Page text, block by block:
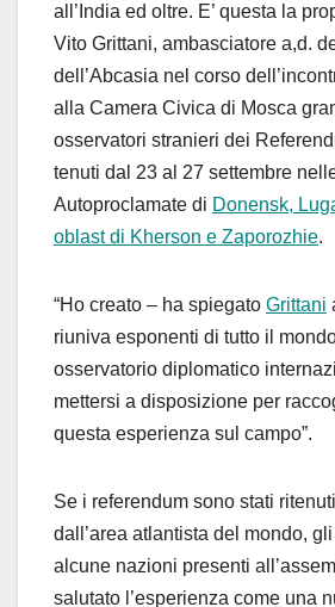
all’India ed oltre. E’ questa la
Vito Grittani, ambasciatore a,d.
dell’Abcasia nel corso
alla Camera Civica di Mosca
osservatori stranieri dei
tenuti dal 23 al 27 settembre
Autoproclamate di Donensk,
oblast di Kherson e Zaporozhie.
“Ho creato – ha spiegato Grittani
riuniva esponenti di tutto il
osservatorio diplomatico
mettersi a disposizione per
questa esperienza sul campo”.
Se i referendum sono stati ritenuti
dall’area atlantista del mondo,
alcune nazioni presenti
salutato l’esperienza come una